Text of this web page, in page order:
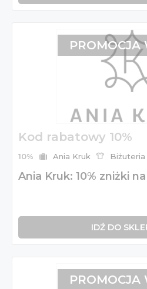
Kod rabatowy 10%
10% Ania Kruk
Ania Kruk: 10% zniżki
IDŹ DO
PROMOCJA
PROMOCJA